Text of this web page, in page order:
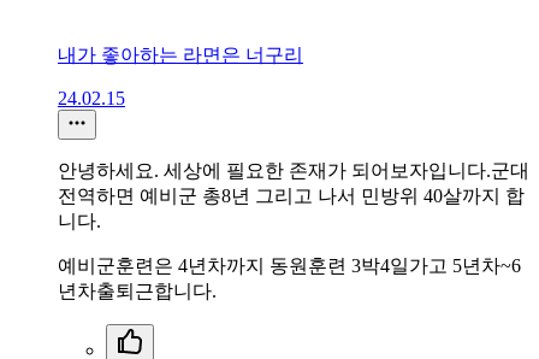
내가 좋아하는 라면은 너구리
24.02.15
안녕하세요. 세상에 필요한 존재가 되어보자입니다.군대
전역하면 예비군 총8년 그리고 나서 민방위 40살까지 합
니다.
예비군훈련은 4년차까지 동원훈련 3박4일가고 5년차~6
년차출퇴근합니다.